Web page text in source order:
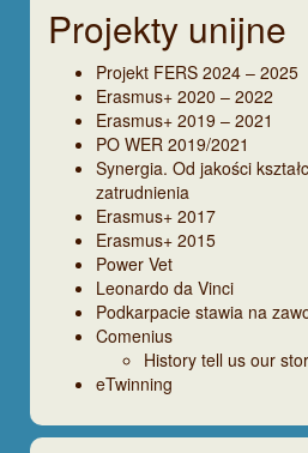
Projekty unijne
Projekt FERS 2024 – 2025
Erasmus+ 2020 – 2022
Erasmus+ 2019 – 2021
PO WER 2019/2021
Synergia. Od jakości
zatrudnienia
Erasmus+ 2017
Erasmus+ 2015
Power Vet
Leonardo da Vinci
Podkarpacie stawia na
Comenius
History tell us our
eTwinning